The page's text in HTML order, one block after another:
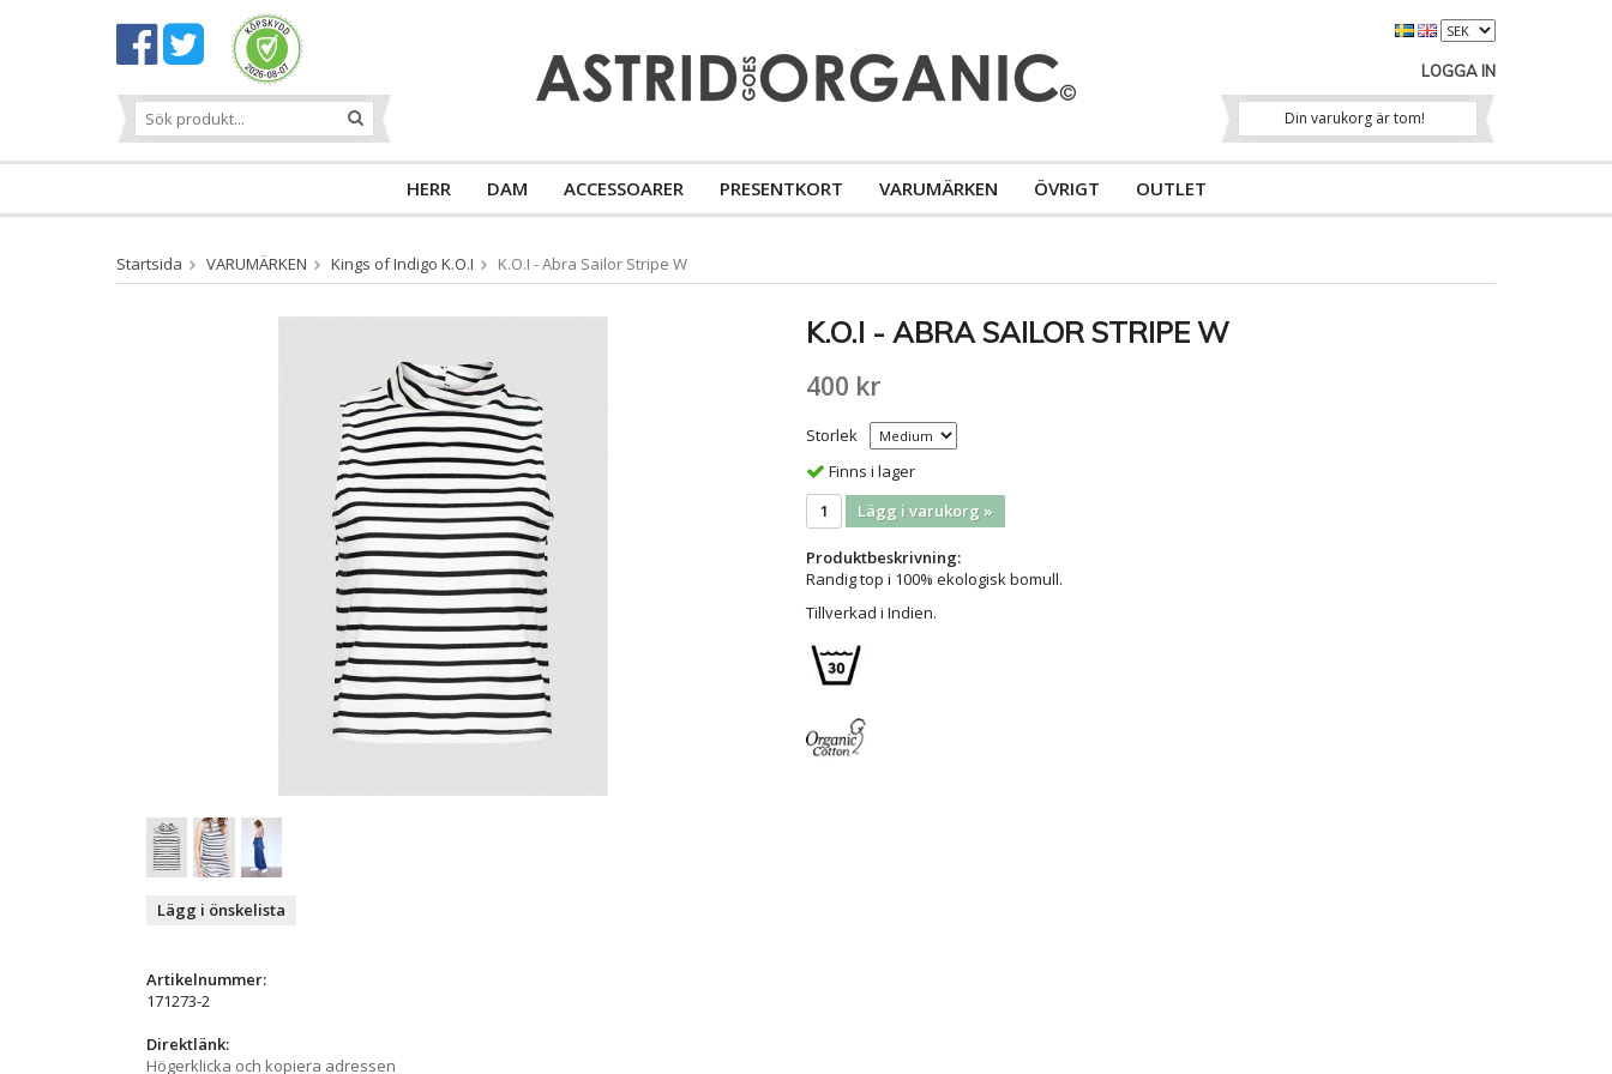
LOGGA IN
Din varukorg är tom!
HERR DAM ACCESSOARER PRESENTKORT VARUMÄRKEN ÖVRIGT OUTLET
Startsida VARUMÄRKEN Kings of Indigo K.O.I K.O.I - Abra Sailor Stripe W
K.O.I - ABRA SAILOR STRIPE W
400 kr
Storlek
Finns i lager
Lägg i varukorg »
Produktbeskrivning:
Randig top i 100% ekologisk bomull.
Tillverkad i Indien.
Lägg i önskelista
Artikelnummer:
171273-2
Direktlänk:
Högerklicka och kopiera adressen